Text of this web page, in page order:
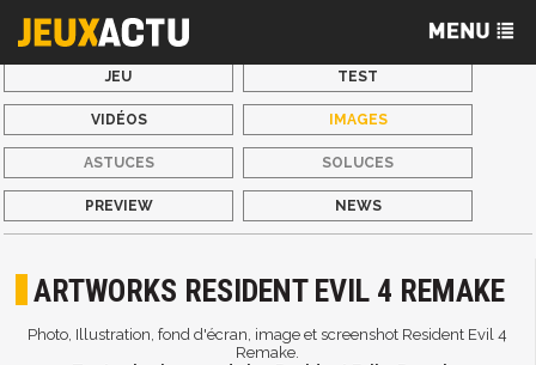
JEU TEST
VIDÉOS IMAGES
ASTUCES SOLUCES
PREVIEW NEWS
ARTWORKS RESIDENT EVIL 4 REMAKE
Photo, Illustration, fond d'écran, image et screenshot Resident Evil 4
Remake.